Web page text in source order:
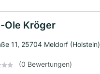
Ole Kröger
11, 25704 Meldorf (Holstein)
(0 Bewertungen)